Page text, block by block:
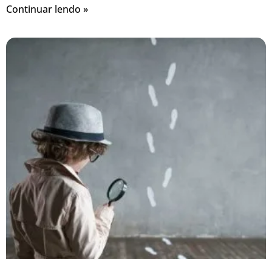
Continuar lendo »